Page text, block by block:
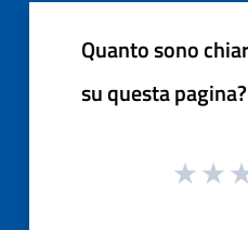
Quanto sono
su questa pagina?